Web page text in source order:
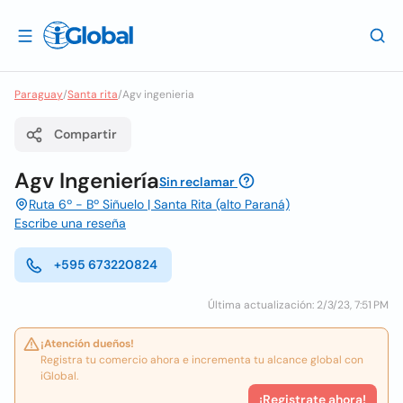
Paraguay/Santa rita/Agv ingenieria
Compartir
Agv IngenieríaSin reclamar
Ruta 6º - Bº Siñuelo | Santa Rita (alto Paraná)
Escribe una reseña
+595 673220824
Última actualización: 2/3/23, 7:51 PM
¡Atención dueños!
Registra tu comercio ahora e incrementa tu alcance global con
iGlobal.
¡Registrate ahora!